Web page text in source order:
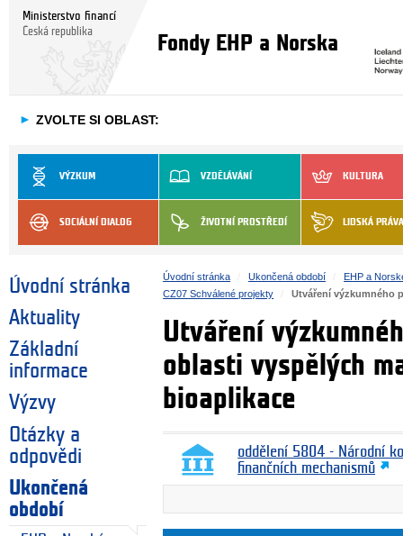
Ministerstvo financí
Česká republika
Fondy EHP a Norska
► ZVOLTE SI OBLAST:
VÝZKUM VZDĚLÁVÁNÍ KULTURA
SOCIÁLNÍ DIALOG ŽIVOTNÍ PROSTŘEDÍ LIDSKÁ PRÁVA
Úvodní stránka
Aktuality
Základní
informace
Výzvy
Otázky a
odpovědi
Ukončená
období
Úvodní stránka Ukončená období
EHP a
CZ07 Schválené projekty
Utváření výzkumného
Utváření
oblasti vyspělých
bioaplikace
oddělení 5804 - Národní
finančních mechanismů